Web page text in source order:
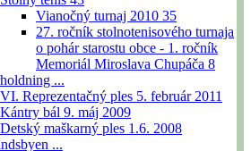
Vianočný turnaj 2010 35
27. ročník stolnotenisového turnaja
o pohár starostu obce - 1. ročník
Memoriál Miroslava Chupáča 8
...
VI. Reprezentačný ples 5. február 2011
Kántry bál 9. máj 2009
Detský maškarný ples 1.6. 2008
...